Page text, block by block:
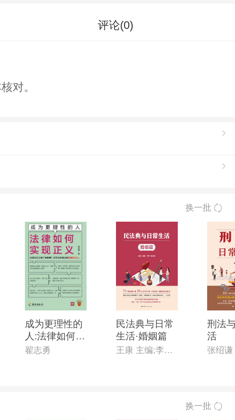
评论(0)
对。
换一批
成为更理性的
人:法律如何实
现正义
翟志勇
民法典与日常
生活·婚姻篇
王康 主编;李恒 副主编
刑法
活
张绍谦
换一批